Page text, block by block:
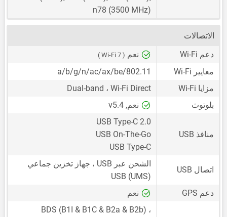
n78 (3500 MHz)
الاتصالات
دعم Wi-Fi
نعم ( Wi-Fi 7 )
معايير Wi-Fi
802.11/a/b/g/n/ac/ax/be
مزايا Wi-Fi
Dual-band ، Wi-Fi Direct
بلوتوث
نعم, v5.4
منافذ USB
USB Type-C 2.0
USB On-The-Go
USB Type-C
اتصال USB
الشحن عبر USB ، جهاز تخزين جماعي
USB (UMS)
دعم GPS
نعم
BDS (B1I & B1C & B2a & B2b) ،